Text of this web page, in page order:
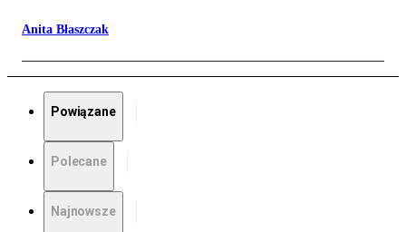
Anita Błaszczak
Powiązane
Polecane
Najnowsze